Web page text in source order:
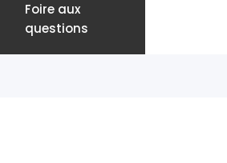
Foire aux
questions